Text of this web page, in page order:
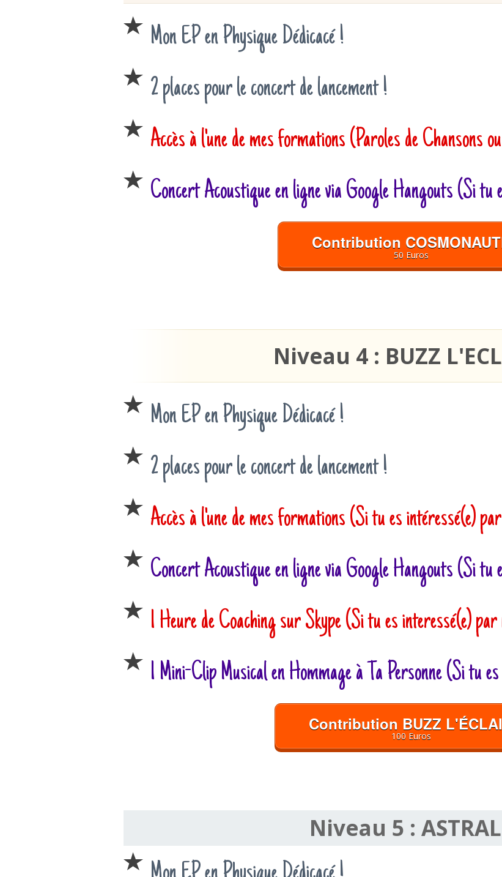
Mon EP en Physique Dédicacé !
2 places pour le concert de lancement !
Accès à l'une de mes formations (Paroles de Chansons
Concert Acoustique en ligne via Google Hangouts (Si tu
Contribution
50 Euros
Niveau 4 : BUZZ
Mon EP en Physique Dédicacé !
2 places pour le concert de lancement !
Accès à l'une de mes formations (Si tu es intéressé(e)
Concert Acoustique en ligne via Google Hangouts (Si tu
1 Heure de Coaching sur Skype (Si tu es interessé(e)
1 Mini-Clip Musical en Hommage à Ta Personne (Si tu
Contribution BUZZ
100 Euros
Niveau 5 :